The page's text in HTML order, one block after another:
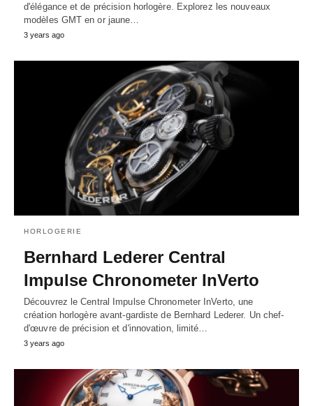
d'élégance et de précision horlogère. Explorez les nouveaux
modèles GMT en or jaune…
3 years ago
HORLOGERIE
Bernhard Lederer Central
Impulse Chronometer InVerto
Découvrez le Central Impulse Chronometer InVerto, une
création horlogère avant-gardiste de Bernhard Lederer. Un chef-
d'œuvre de précision et d'innovation, limité…
3 years ago